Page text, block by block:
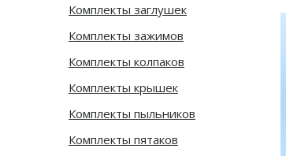
Комплекты заглушек
Комплекты зажимов
Комплекты колпаков
Комплекты крышек
Комплекты пыльников
Комплекты пятаков